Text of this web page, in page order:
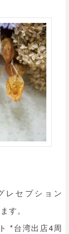
セプション
す。
*台湾出店4周